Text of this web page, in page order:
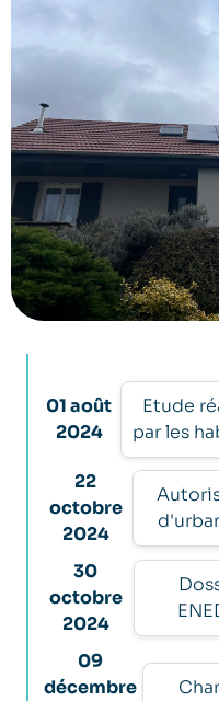
01 août
2024
Etude
par les
22
octobre
2024
30
octobre
2024
09
décembre